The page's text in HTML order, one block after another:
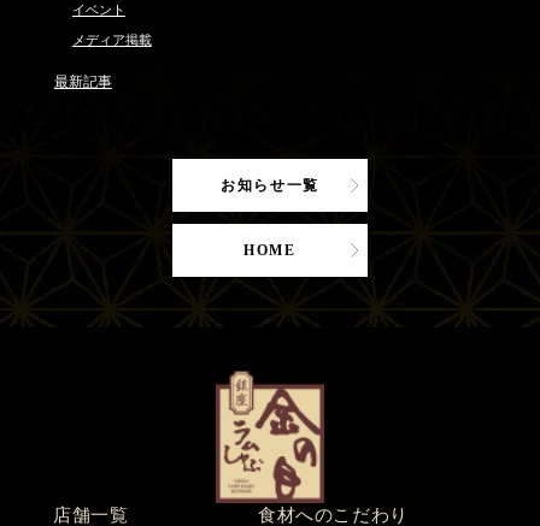
イベント
メディア掲載
最新記事
お知らせ一覧
HOME
店舗一覧 食材へのこだわり